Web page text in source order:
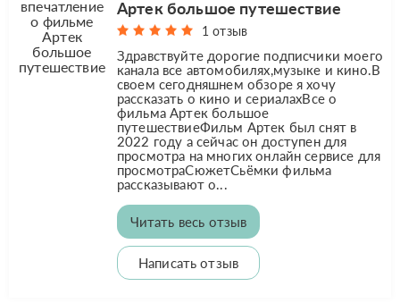
Артек большое путешествие
1 отзыв
Здравствуйте дорогие подписчики моего
канала все автомобилях,музыке и кино.В
своем сегодняшнем обзоре я хочу
рассказать о кино и сериалахВсе о
фильма Артек большое
путешествиеФильм Артек был снят в
2022 году а сейчас он доступен для
просмотра на многих онлайн сервисе для
просмотраСюжетСьёмки фильма
рассказывают о...
Читать весь отзыв
Написать отзыв